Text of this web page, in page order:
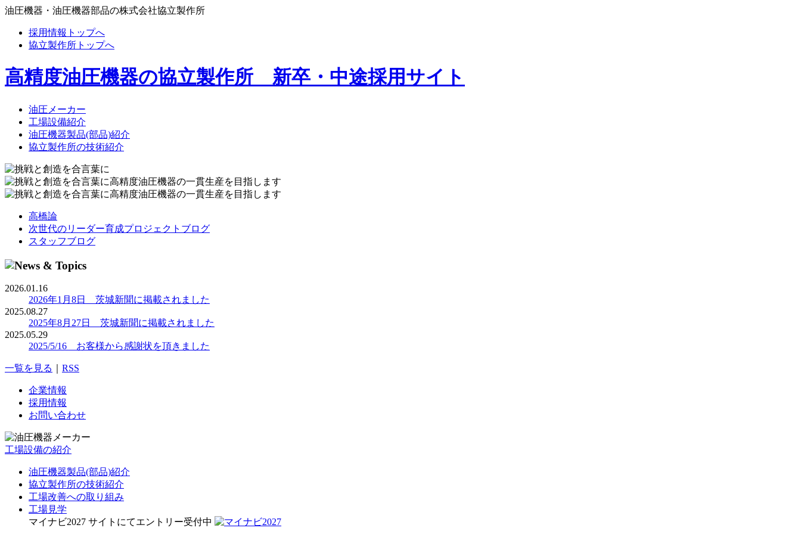
油圧機器・油圧機器部品の株式会社協立製作所
採用情報トップへ
協立製作所トップへ
高精度油圧機器の協立製作所 新卒・中途採用サイト
油圧メーカー
工場設備紹介
油圧機器製品(部品)紹介
協立製作所の技術紹介
高橋論
次世代のリーダー育成プロジェクトブログ
スタッフブログ
2026.01.16
2026年1月8日 茨城新聞に掲載されました
2025.08.27
2025年8月27日 茨城新聞に掲載されました
2025.05.29
2025/5/16 お客様から感謝状を頂きました
一覧を見る RSS
企業情報
採用情報
お問い合わせ
工場設備の紹介
油圧機器製品(部品)紹介
協立製作所の技術紹介
工場改善への取り組み
工場見学
マイナビ2027 サイトにてエントリー受付中